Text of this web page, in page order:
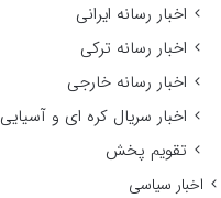
اخبار رسانه ایرانی
اخبار رسانه ترکی
اخبار رسانه خارجی
اخبار سریال کره ای و آسیایی
تقویم پخش
اخبار سیاسی